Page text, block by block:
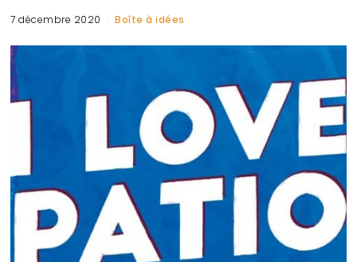
7 décembre 2020 Boîte à idées